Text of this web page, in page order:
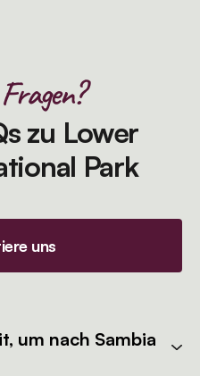
zu Lower
Park
uns
um nach Sambia